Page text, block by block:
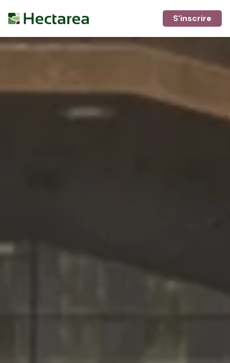
S'inscrire